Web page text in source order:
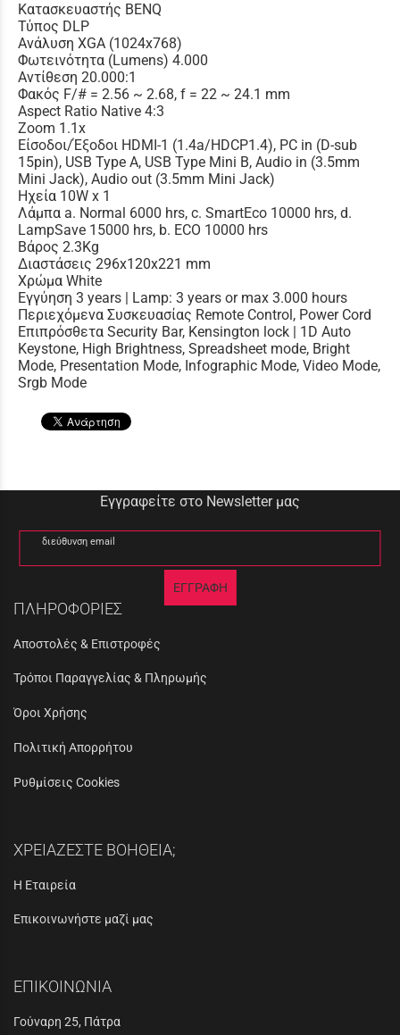
Κατασκευαστής BENQ
Τύπος DLP
Ανάλυση XGA (1024x768)
Φωτεινότητα (Lumens) 4.000
Αντίθεση 20.000:1
Φακός F/# = 2.56 ~ 2.68, f = 22 ~ 24.1 mm
Aspect Ratio Native 4:3
Zoom 1.1x
Είσοδοι/Έξοδοι HDMI-1 (1.4a/HDCP1.4), PC in (D-sub
15pin), USB Type A, USB Type Mini B, Audio in (3.5mm
Mini Jack), Audio out (3.5mm Mini Jack)
Ηχεία 10W x 1
Λάμπα a. Normal 6000 hrs, c. SmartEco 10000 hrs, d.
LampSave 15000 hrs, b. ECO 10000 hrs
Βάρος 2.3Kg
Διαστάσεις 296x120x221 mm
Χρώμα White
Εγγύηση 3 years | Lamp: 3 years or max 3.000 hours
Περιεχόμενα Συσκευασίας Remote Control, Power Cord
Επιπρόσθετα Security Bar, Kensington lock | 1D Auto
Keystone, High Brightness, Spreadsheet mode, Bright
Mode, Presentation Mode, Infographic Mode, Video Mode,
Srgb Mode
Εγγραφείτε στο Newsletter μας
διεύθυνση email
ΕΓΓΡΑΦΗ
ΠΛΗΡΟΦΟΡΙΕΣ
Αποστολές & Επιστροφές
Τρόποι Παραγγελίας & Πληρωμής
Όροι Χρήσης
Πολιτική Απορρήτου
Ρυθμίσεις Cookies
ΧΡΕΙΑΖΕΣΤΕ ΒΟΗΘΕΙΑ;
Η Εταιρεία
Επικοινωνήστε μαζί μας
ΕΠΙΚΟΙΝΩΝΙΑ
Γούναρη 25, Πάτρα